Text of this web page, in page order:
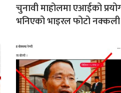
चुनावी माहोलमा एआईको
भनिएको भाइरल फोटो नक्कली